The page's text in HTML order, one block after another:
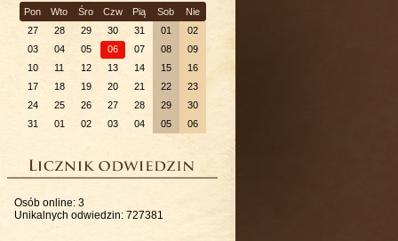
Pon
Wto Śro Czw Pią Sob
Nie
27
28 29 30 31 01
02
03
04 05 06 07 08
09
10
11 12 13 14 15
16
17
18 19 20 21 22
23
24
25 26 27 28 29
30
31
01 02 03 04 05 06
Osób online: 3
Unikalnych odwiedzin: 727381